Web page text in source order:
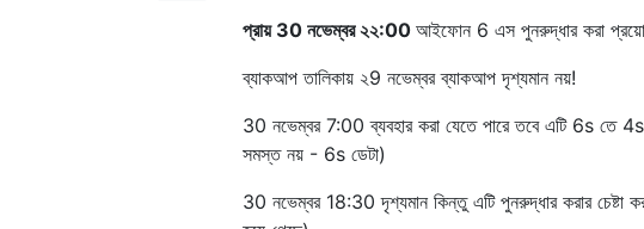
প্রায় 30 নভেম্বর ২২:00 আইফোন 6 এস পুনরুদ্ধার করা
ব্যাকআপ তালিকায় ২9 নভেম্বর ব্যাকআপ দৃশ্যমান নয়!
30 নভেম্বর 7:00 ব্যবহার করা যেতে পারে তবে এটি 6s তে
সমস্ত নয় - 6s ডেটা)
30 নভেম্বর 18:30 দৃশ্যমান কিন্তু এটি পুনরুদ্ধার করার চেষ্টা